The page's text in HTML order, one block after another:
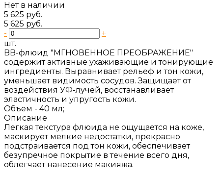
Нет в наличии
5 625 руб.
5 625 руб.
-
+
шт.
BB-флюид "МГНОВЕННОЕ ПРЕОБРАЖЕНИЕ"
содержит активные ухаживающие и тонирующие
ингредиенты. Выравнивает рельеф и тон кожи,
уменьшает видимость сосудов. Защищает от
воздействия УФ-лучей, восстанавливает
эластичность и упругость кожи.
Объем - 40 мл;
Описание
Легкая текстура флюида не ощущается на коже,
маскирует мелкие недостатки, прекрасно
подстраивается под тон кожи, обеспечивает
безупречное покрытие в течение всего дня,
облегчает нанесение макияжа.